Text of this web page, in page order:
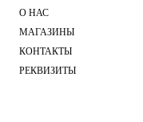
О НАС
МАГАЗИНЫ
КОНТАКТЫ
РЕКВИЗИТЫ